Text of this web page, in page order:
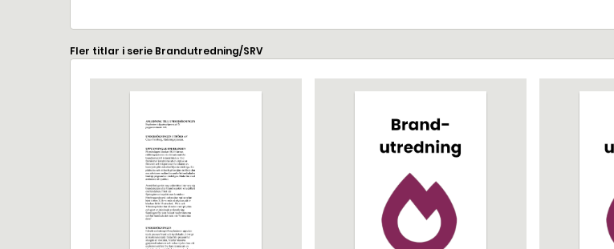
Fler titlar i serie Brandutredning/SRV